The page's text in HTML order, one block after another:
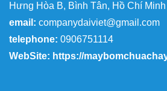
Hưng Hòa B, Bình Tân, Hồ Chí
email: companydaiviet@gmail.com
telephone: 0906751114
WebSite: https://